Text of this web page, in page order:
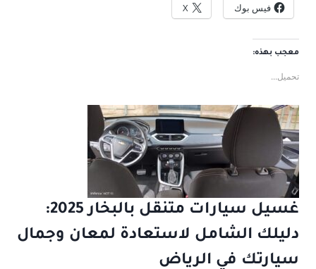
فيس بوك X
معجب بهذه:
تحميل...
غسيل سيارات متنقل بالبخار 2025:
دليلك الشامل لاستعادة لمعان وجمال
سيارتك في الرياض